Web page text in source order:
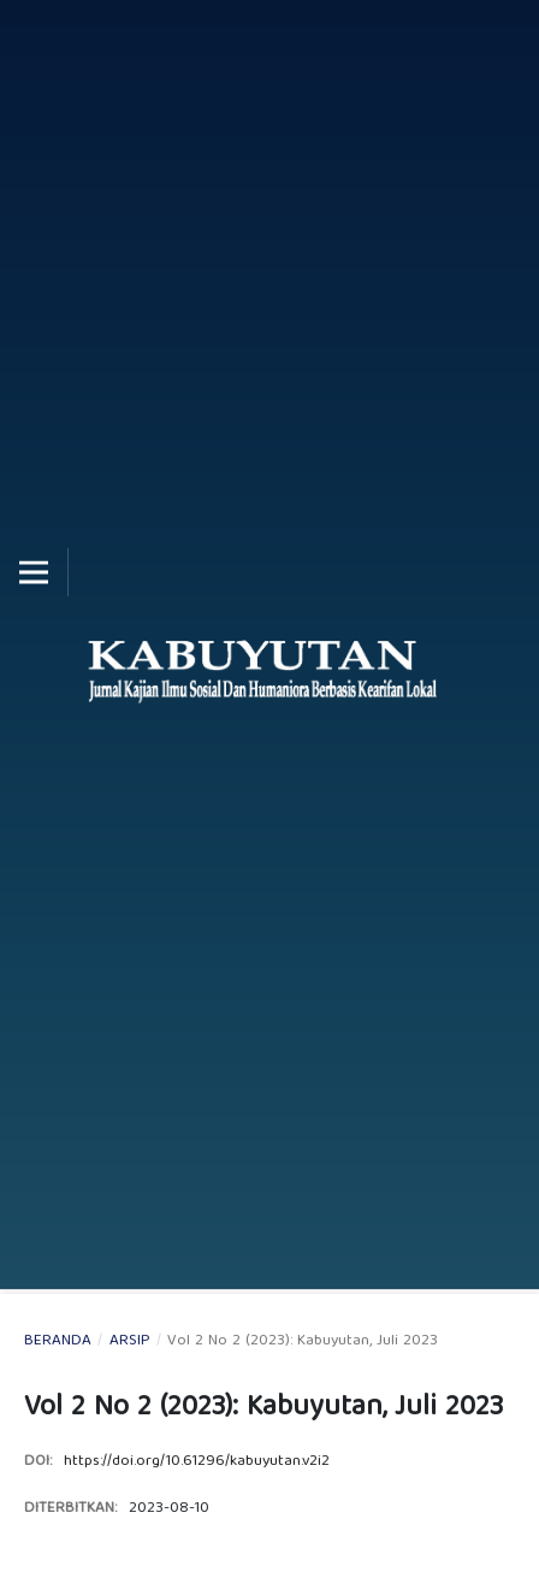
BERANDA / ARSIP / Vol 2 No 2 (2023): Kabuyutan, Juli 2023
Vol 2 No 2 (2023): Kabuyutan, Juli 2023
DOI: https://doi.org/10.61296/kabuyutan.v2i2
DITERBITKAN: 2023-08-10